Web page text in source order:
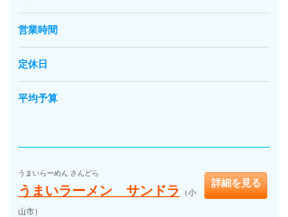
営業時間
定休日
平均予算
うまいらーめん さんどら
うまいラーメン サンドラ （小
山市）
詳細を見る